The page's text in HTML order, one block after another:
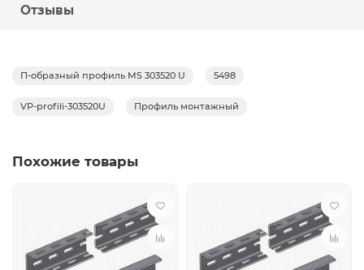
Отзывы
П-образный профиль MS 303520 U 5498
VP-profili-303520U Профиль монтажный
Похожие товары